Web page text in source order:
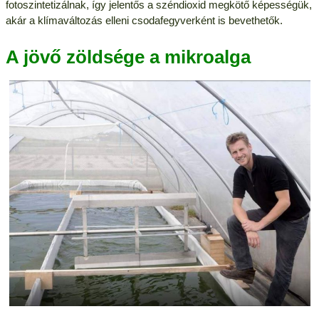
fotoszintetizálnak, így jelentős a széndioxid megkötő képességük,
akár a klímaváltozás elleni csodafegyverként is bevethetők.
A jövő zöldsége a mikroalga